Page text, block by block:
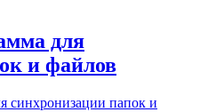
для
и файлов
синхронизации папок и